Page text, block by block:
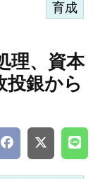
育成
理、資本
投銀から